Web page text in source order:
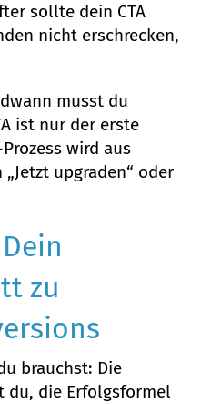
sollte dein CTA
nicht erschrecken,
musst du
ist nur der erste
wird aus
upgraden“ oder
zu
brauchst: Die
du, die Erfolgsformel